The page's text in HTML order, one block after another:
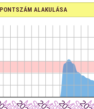
PONTSZÁM ALAKULÁSA